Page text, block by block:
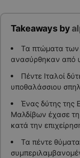
Takeaways by
Τα πτώματα των
ανασύρθηκαν από
Πέντε Ιταλοί
υποθαλάσσιου
Ένας δύτης της
Μαλδίβων έχασε
κατά την
Τα πέντε